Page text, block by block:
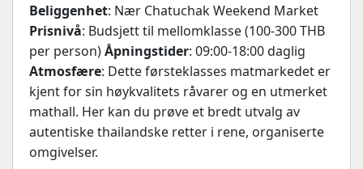
Beliggenhet: Nær Chatuchak Weekend Market
Prisnivå: Budsjett til mellomklasse (100-300 THB
per person)Åpningstider: 09:00-18:00 daglig
Atmosfære: Dette førsteklasses matmarkedet er
kjent for sin høykvalitets råvarer og en utmerket
mathall. Her kan du prøve et bredt utvalg av
autentiske thailandske retter i rene, organiserte
omgivelser.